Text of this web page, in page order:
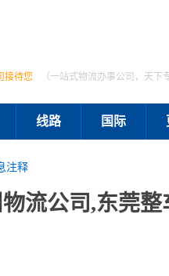
接待您 （一站式物流办事公司，天下
线路 国际
注释
流公司,东莞